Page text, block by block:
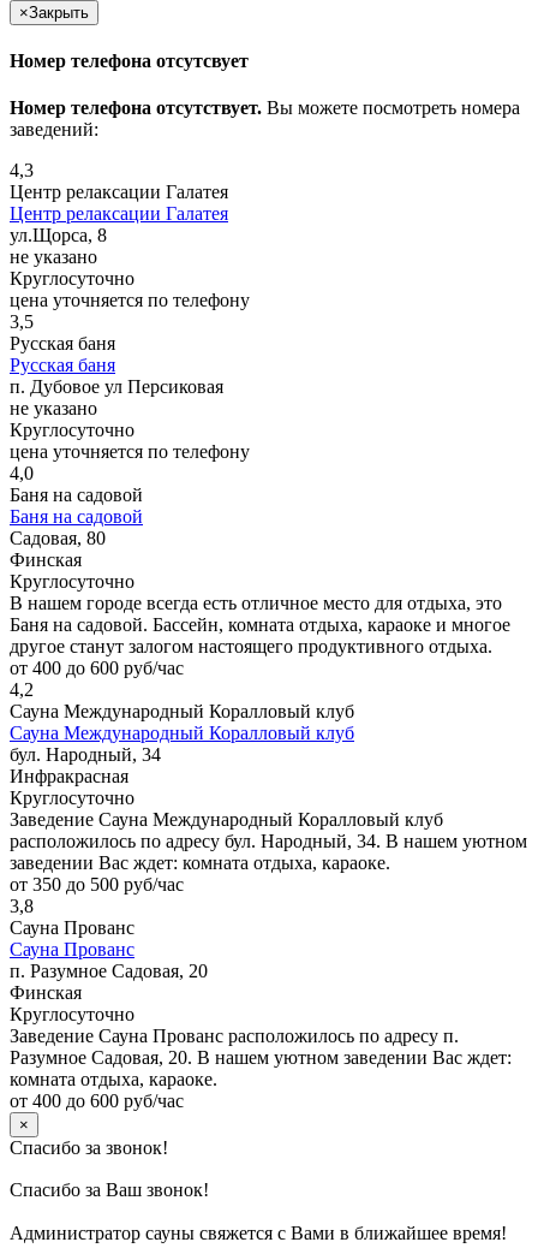
×Закрыть
Номер телефона отсутсвует
Номер телефона отсутствует. Вы можете посмотреть номера
заведений:
4,3
Центр релаксации Галатея
Центр релаксации Галатея
ул.Щорса, 8
не указано
Круглосуточно
цена уточняется по телефону
3,5
Русская баня
Русская баня
п. Дубовое ул Персиковая
не указано
Круглосуточно
цена уточняется по телефону
4,0
Баня на садовой
Баня на садовой
Садовая, 80
Финская
Круглосуточно
В нашем городе всегда есть отличное место для отдыха, это
Баня на садовой. Бассейн, комната отдыха, караоке и многое
другое станут залогом настоящего продуктивного отдыха.
от 400 до 600 руб/час
4,2
Сауна Международный Коралловый клуб
Сауна Международный Коралловый клуб
бул. Народный, 34
Инфракрасная
Круглосуточно
Заведение Сауна Международный Коралловый клуб
расположилось по адресу бул. Народный, 34. В нашем уютном
заведении Вас ждет: комната отдыха, караоке.
от 350 до 500 руб/час
3,8
Сауна Прованс
Сауна Прованс
п. Разумное Садовая, 20
Финская
Круглосуточно
Заведение Сауна Прованс расположилось по адресу п.
Разумное Садовая, 20. В нашем уютном заведении Вас ждет:
комната отдыха, караоке.
от 400 до 600 руб/час
×
Спасибо за звонок!
Спасибо за Ваш звонок!
Администратор сауны свяжется с Вами в ближайшее время!